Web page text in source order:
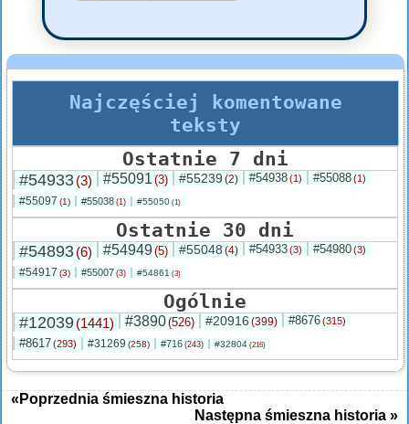
Najczęściej komentowane
teksty
Ostatnie 7 dni
#54933(3) #55091 (3) #55239 (2) #54938(1) #55088(1)
#55097 (1) #55038 (1) #55050 (1)
Ostatnie 30 dni
#54893(6) #54949(5) #55048 (4) #54933(3) #54980(3)
#54917 (3) #55007 (3) #54861 (3)
Ogólnie
#12039(1441) #3890(526) #20916 (399) #8676(315)
#8617(293) #31269 (258) #716 (243) #32804 (216)
«Poprzednia śmieszna historia
Następna śmieszna historia »